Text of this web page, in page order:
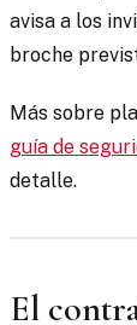
avisa a los
broche
Más sobre
guía de
detalle.
El